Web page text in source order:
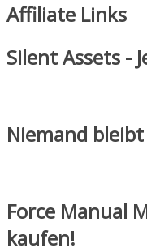
Affiliate Links
Silent Assets -
Niemand
Force Manual
kaufen!